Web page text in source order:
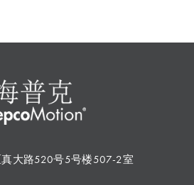
大路520号5号楼507-2室